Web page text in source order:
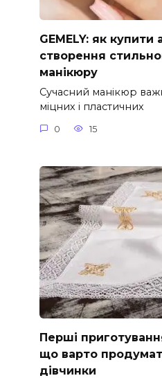
GEMELY: як
створення
манікюру
Сучасний манікюр
міцних і пластичних
0 15
Перші
що варто
дівчинки